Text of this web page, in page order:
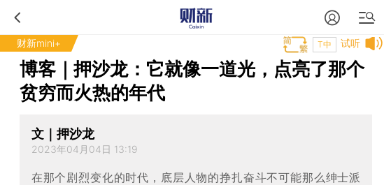
财新mini+ 试听
T中
博客｜押沙龙：它就像一道光，点亮了那个
贫穷而火热的年代
文｜押沙龙
2023年04月04日 13:19
在那个剧烈变化的时代，底层人物的挣扎奋斗不可能那么绅士派